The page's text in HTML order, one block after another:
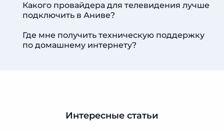
Какого провайдера для телевидения лучше
подключить в Аниве?
Где мне получить техническую поддержку
по домашнему интернету?
Интересные статьи